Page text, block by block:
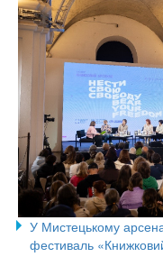
У Мистецькому
фестиваль